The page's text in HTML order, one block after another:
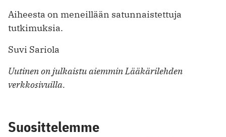
Aiheesta on meneillään satunnaistettuja
tutkimuksia.
Suvi Sariola
Uutinen on julkaistu aiemmin Lääkärilehden
verkkosivuilla.
Suosittelemme